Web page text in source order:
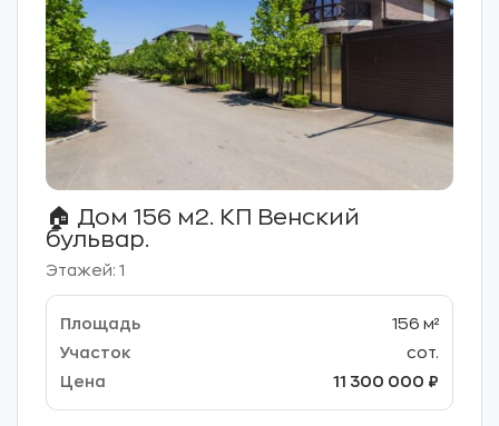
🏠 Дом 156 м2. КП Венский
бульвар.
Этажей: 1
156 м²
сот.
11 300 000 ₽